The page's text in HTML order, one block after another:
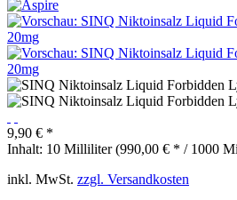
9,90 € *
Inhalt: 10 Milliliter (990,00 € * / 1000
inkl. MwSt. zzgl. Versandkosten